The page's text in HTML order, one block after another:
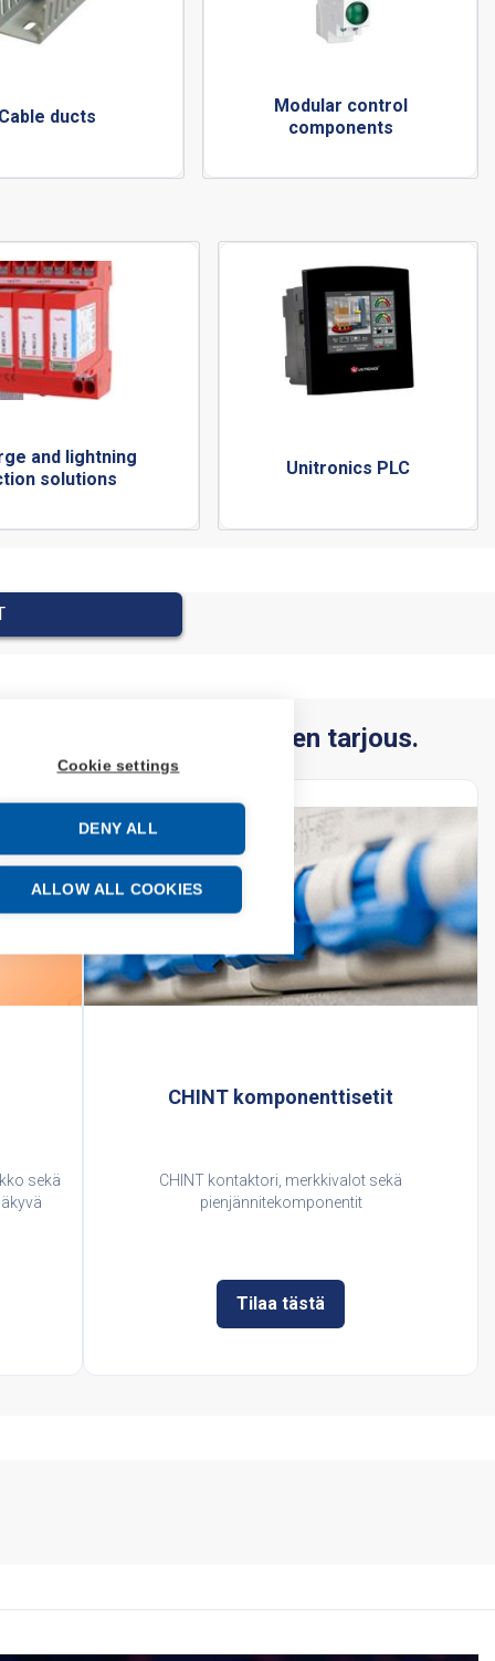
Cookie settings
DENY ALL
ALLOW ALL COOKIES
ducts
Modular control
components
and lightning
solutions
Unitronics PLC
vuosimääräsi mukainen tarjous.
sekä
CHINT komponenttisetit
CHINT kontaktori, merkkivalot sekä
pienjännitekomponentit
Tilaa tästä